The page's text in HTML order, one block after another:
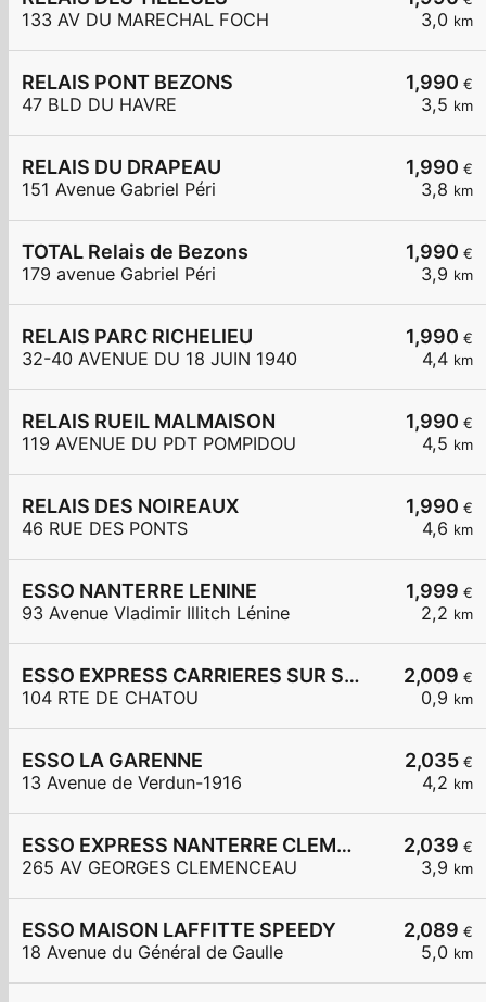
3,0 km
133 AV DU MARECHAL FOCH
1,990 €
3,5 km
RELAIS PONT BEZONS
47 BLD DU HAVRE
1,990 €
3,8 km
RELAIS DU DRAPEAU
151 Avenue Gabriel Péri
1,990 €
3,9 km
TOTAL Relais de Bezons
179 avenue Gabriel Péri
1,990 €
4,4 km
RELAIS PARC RICHELIEU
32-40 AVENUE DU 18 JUIN 1940
1,990 €
4,5 km
RELAIS RUEIL MALMAISON
119 AVENUE DU PDT POMPIDOU
1,990 €
4,6 km
RELAIS DES NOIREAUX
46 RUE DES PONTS
1,999 €
2,2 km
ESSO NANTERRE LENINE
93 Avenue Vladimir Illitch Lénine
2,009 €
0,9 km
ESSO EXPRESS CARRIERES SUR SEINE
104 RTE DE CHATOU
2,035 €
4,2 km
ESSO LA GARENNE
13 Avenue de Verdun-1916
2,039 €
3,9 km
ESSO EXPRESS NANTERRE CLEMENCEAU
265 AV GEORGES CLEMENCEAU
2,089 €
5,0 km
ESSO MAISON LAFFITTE SPEEDY
18 Avenue du Général de Gaulle